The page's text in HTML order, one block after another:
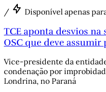
/ Disponível apenas
TCE aponta desvios
OSC que deve assumir
Vice-presidente da
condenação por
Londrina, no Paraná